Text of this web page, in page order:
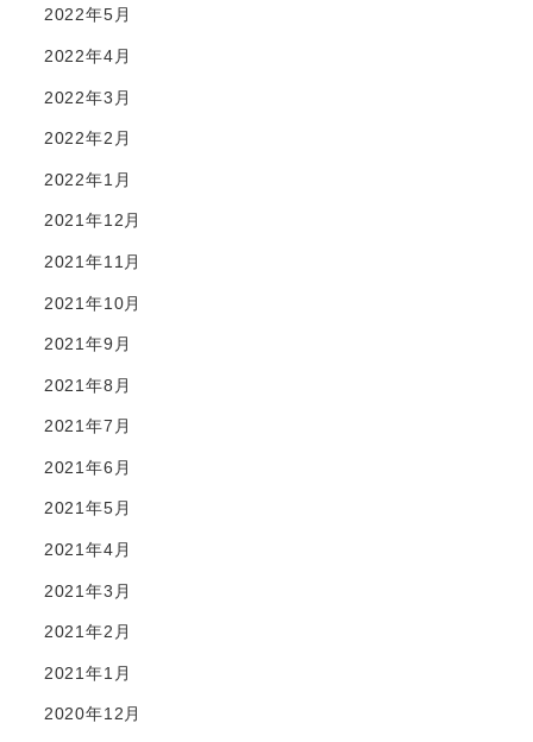
2022年5月
2022年4月
2022年3月
2022年2月
2022年1月
2021年12月
2021年11月
2021年10月
2021年9月
2021年8月
2021年7月
2021年6月
2021年5月
2021年4月
2021年3月
2021年2月
2021年1月
2020年12月